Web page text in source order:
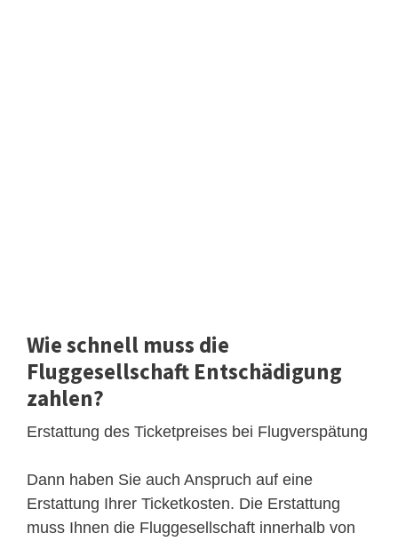
Wie schnell muss die
Fluggesellschaft Entschädigung
zahlen?
Erstattung des Ticketpreises bei Flugverspätung
Dann haben Sie auch Anspruch auf eine
Erstattung Ihrer Ticketkosten. Die Erstattung
muss Ihnen die Fluggesellschaft innerhalb von